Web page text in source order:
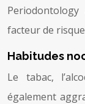
facteur de
Habitudes
Le tabac,
également